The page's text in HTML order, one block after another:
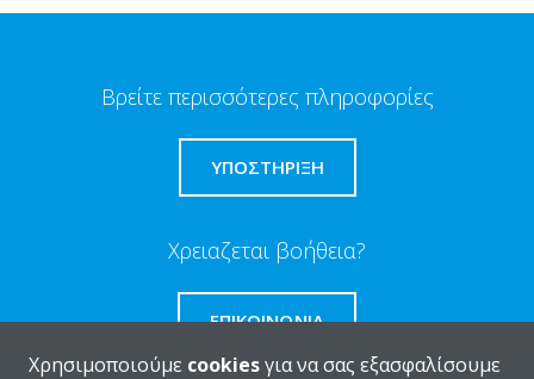
Βρείτε περισσότερες πληροφορίες
ΥΠΟΣΤΗΡΙΞΗ
Χρειαζεται βοήθεια?
ΕΠΙΚΟΙΝΩΝΊΑ
Χρησιμοποιούμε cookiesγια να σας εξασφαλίσουμε